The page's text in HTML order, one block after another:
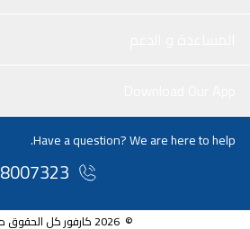
Have a question? We are here to help.
8007323
© 2026 كارفور كل الحقوق محفوظة